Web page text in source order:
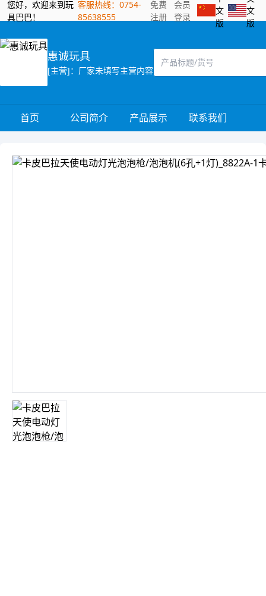
您好，欢迎来到玩
具巴巴！
客服热线：0754-
85638555
免费
注册
会员
登录
文
版
文
版
惠诚玩具
[主营]：厂家未填写主营内容
首页 公司简介 产品展示 联系我们